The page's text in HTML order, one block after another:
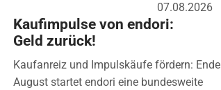
07.08.2026
Kaufimpulse von endori:
Geld zurück!
Kaufanreiz und Impulskäufe fördern: Ende
August startet endori eine bundesweite